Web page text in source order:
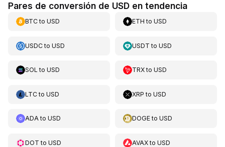
Pares de conversión de USD en tendencia
BTCto USD ETH toUSD
USDCto USD USDT toUSD
SOL to USD TRXtoUSD
LTCto USD XRP toUSD
ADAto USD DOGEtoUSD
DOT to USD AVAXtoUSD